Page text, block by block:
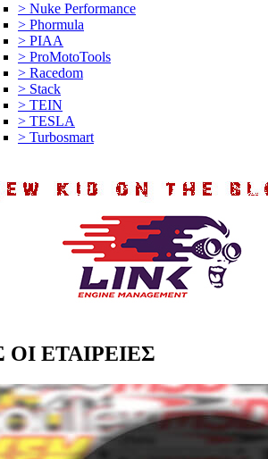
> Nuke Performance
> Phormula
> PIAA
> ProMotoTools
> Racedom
> Stack
> TEIN
> TESLA
> Turbosmart
ΟΙ ΕΤΑΙΡΕΙΕΣ